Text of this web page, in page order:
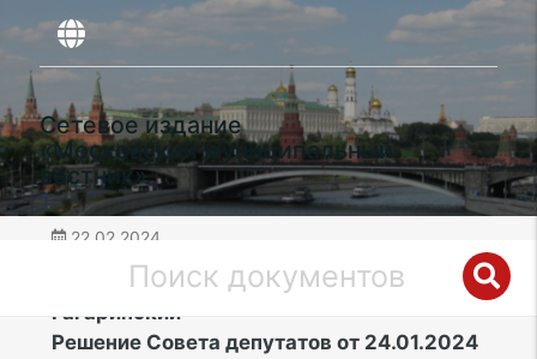
Сетевое издание
«Московский муниципальный
вестник»
22.02.2024
ЮЗАО | Муниципальный округ
Гагаринский
Решение Совета депутатов от 24.01.2024